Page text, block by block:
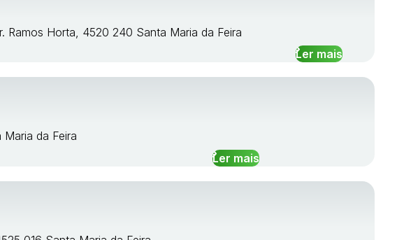
Ramos Horta, 4520 240 Santa Maria da Feira
Ler mais
da Feira
Ler mais